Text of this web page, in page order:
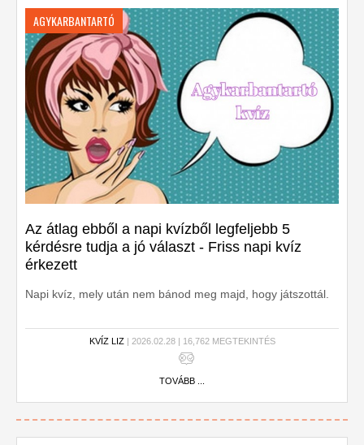
AGYKARBANTARTÓ
Az átlag ebből a napi kvízből legfeljebb 5
kérdésre tudja a jó választ - Friss napi kvíz
érkezett
Napi kvíz, mely után nem bánod meg majd, hogy játszottál.
KVÍZ LIZ| 2026.02.28 | 16,762 MEGTEKINTÉS
TOVÁBB ...